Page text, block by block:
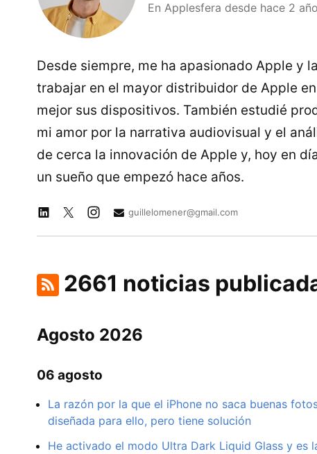
En Applesfera desde hace 2
Desde siempre, me ha apasionado Apple y
trabajar en el mayor distribuidor de Apple
mejor sus dispositivos. También estudié
mi amor por la narrativa audiovisual y el
de cerca la innovación de Apple y, hoy en
un sueño que empezó hace años.
guillelomener@gmail.com
2661 noticias
Agosto 2026
06 agosto
La razón por la que el iPhone no saca buenas
diseñada para ello, pero tiene solución
He activado el modo Ultra Dark Liquid Glass y es